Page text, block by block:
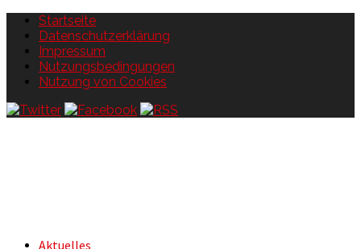
Startseite
Datenschutzerklärung
Impressum
Nutzungsbedingungen
Nutzung von Cookies
Aktuelles